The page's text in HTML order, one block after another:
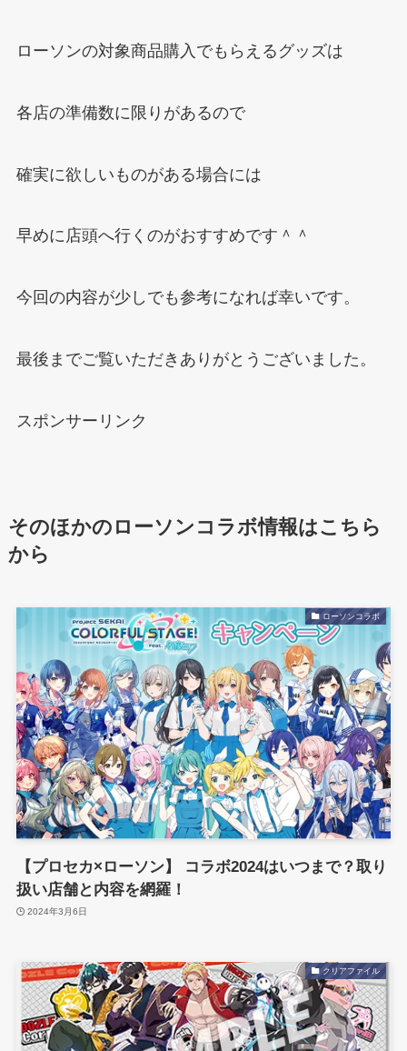
ローソンの対象商品購入でもらえるグッズは
各店の準備数に限りがあるので
確実に欲しいものがある場合には
早めに店頭へ行くのがおすすめです＾＾
今回の内容が少しでも参考になれば幸いです。
最後までご覧いただきありがとうございました。
スポンサーリンク
そのほかのローソンコラボ情報はこちら
から
ローソンコラボ
【プロセカ×ローソン】 コラボ2024はいつまで？取り
扱い店舗と内容を網羅！
2024年3月6日
クリアファイル